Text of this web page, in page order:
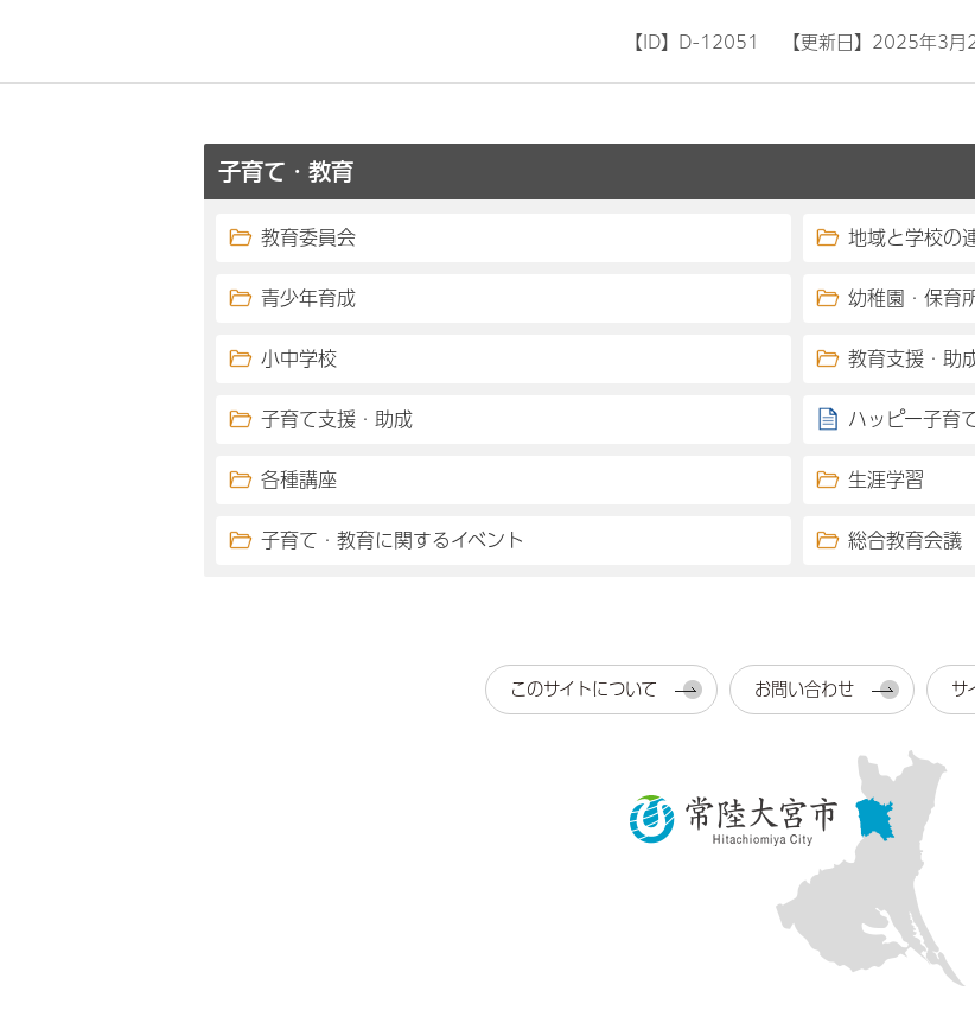
【ID】 D-12051 【更新日】 2025年3月
子育て・教育
教育委員会 地域と学校の
青少年育成 幼稚園・保育
小中学校 教育支援・助
子育て支援・助成 ハッピー子育
各種講座 生涯学習
子育て・教育に関するイベント 総合教育会議
このサイトについて お問い合わせ サ